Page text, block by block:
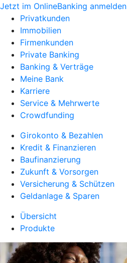
Jetzt im OnlineBanking anmelden
Privatkunden
Immobilien
Firmenkunden
Private Banking
Banking & Verträge
Meine Bank
Karriere
Service & Mehrwerte
Crowdfunding
Girokonto & Bezahlen
Kredit & Finanzieren
Baufinanzierung
Zukunft & Vorsorgen
Versicherung & Schützen
Geldanlage & Sparen
Übersicht
Produkte